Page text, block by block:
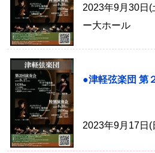
2023年9月30日(
ー大ホール
●津軽弦楽団 第
2023年9月17日